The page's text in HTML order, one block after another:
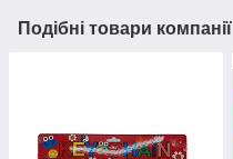
Подібні товари компанії